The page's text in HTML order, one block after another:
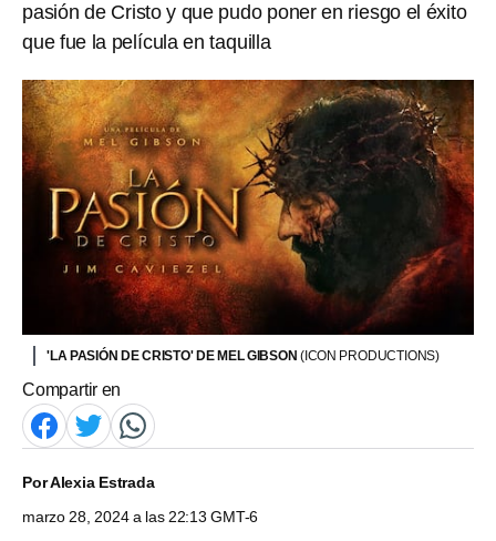
pasión de Cristo y que pudo poner en riesgo el éxito
que fue la película en taquilla
'LA PASIÓN DE CRISTO' DE MEL GIBSON (ICON PRODUCTIONS)
Compartir en
PorAlexia Estrada
marzo 28, 2024 a las 22:13 GMT-6